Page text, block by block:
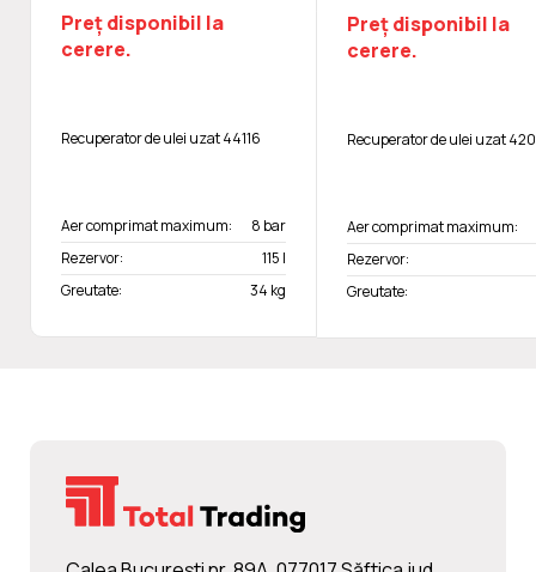
Preț disponibil la
cerere.
Recuperator de ulei uzat 44116
Aer comprimat maximum:
8 bar
Rezervor:
115 l
Greutate:
34 kg
Preț disponibil la
cerere.
Recuperator de ulei uzat
Aer comprimat maximum:
Rezervor:
Greutate: